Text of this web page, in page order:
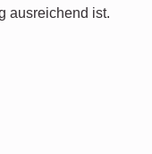
ausreichend ist.